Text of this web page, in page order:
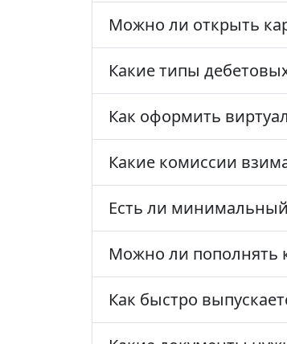
Можно ли открыть
Какие типы
Как оформить
Какие комиссии
Есть ли
Можно ли пополнять
Как быстро